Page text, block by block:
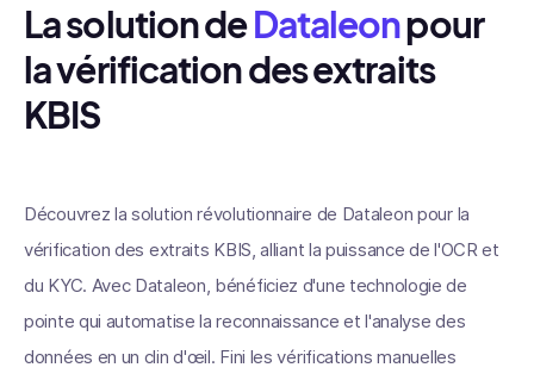
La solution deDataleonpour
la vérification des extraits
KBIS
Découvrez la solution révolutionnaire de Dataleon pour la
vérification des extraits KBIS, alliant la puissance de l'OCR et
du KYC. Avec Dataleon, bénéficiez d'une technologie de
pointe qui automatise la reconnaissance et l'analyse des
données en un clin d'œil. Fini les vérifications manuelles